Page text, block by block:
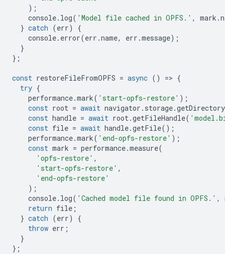
);
console. log( 'Model file cached in OPFS.' , mark .
} catch (err)
{
console. error(err .name, err .message);
}
};
const restoreFileFromOPFS = async () => {
try {
performance.mark( 'start-opfs-restore' );
const root = await navigator . storage.getDirectory
const handle = await root.getFileHandle(
const file = await handle.getFile();
performance.mark( 'end-opfs-restore' );
const mark = performance.measure(
'opfs-restore' ,
'start-opfs-restore' ,
'end-opfs-restore'
);
console. log( 'Cached model file found in OPFS.' ,
return file ;
} catch (err)
{
throw err ;
}
};